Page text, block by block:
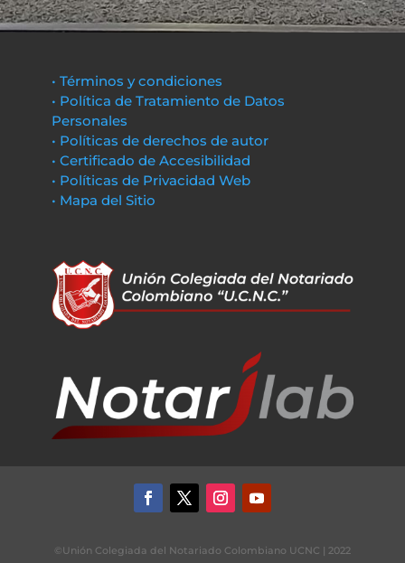
• Términos y condiciones
• Política de Tratamiento de Datos
Personales
• Políticas de derechos de autor
• Certificado de Accesibilidad
• Políticas de Privacidad Web
• Mapa del Sitio
©Unión Colegiada del Notariado Colombiano UCNC | 2022